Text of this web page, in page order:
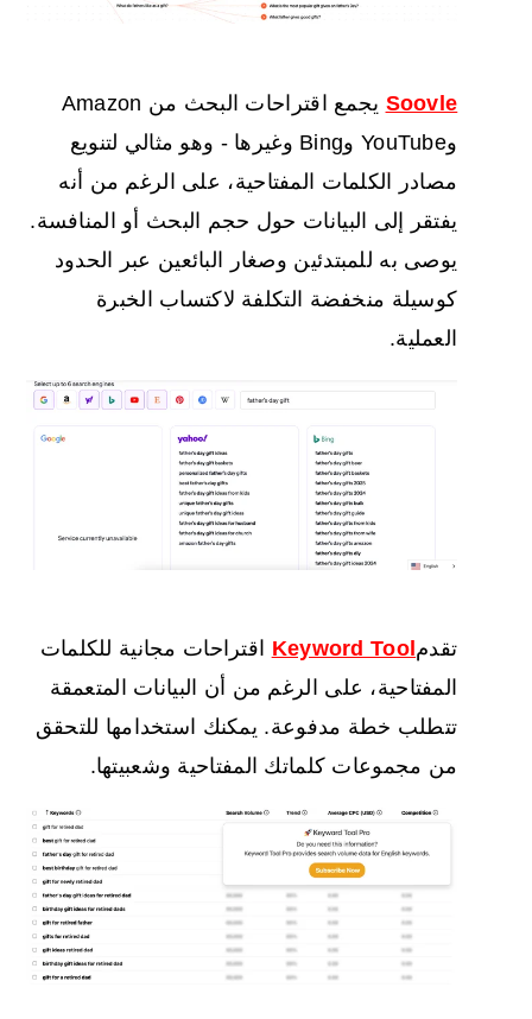
Soovle
يجمع اقتراحات البحث من Amazon
وYouTube وBing وغيرها - وهو مثالي لتنويع
مصادر الكلمات المفتاحية، على الرغم من أنه
يفتقر إلى البيانات حول حجم البحث أو المنافسة.
يوصى به للمبتدئين وصغار البائعين عبر الحدود
كوسيلة منخفضة التكلفة لاكتساب الخبرة
العملية.
تقدم Keyword Tool اقتراحات مجانية للكلمات
المفتاحية، على الرغم من أن البيانات المتعمقة
تتطلب خطة مدفوعة. يمكنك استخدامها للتحقق
من مجموعات كلماتك المفتاحية وشعبيتها.